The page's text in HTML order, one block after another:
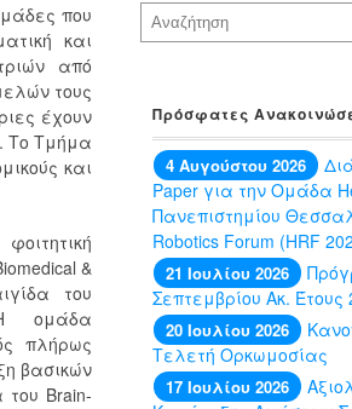
που
και
από
τους
έχουν
Το Τμήμα
και
&
του
ομάδα
πλήρως
βασικών
Brain-
Αναζήτηση
Πρόσφατες
4 Αυγούστου 2026
Paper για την Ομάδα
Πανεπιστημίου
Robotics Forum (HRF
21 Ιουλίου 2026
Σεπτεμβρίου Ακ. Έτους
20 Ιουλίου 2026
Τελετή Ορκωμοσίας
17 Ιουλίου 2026